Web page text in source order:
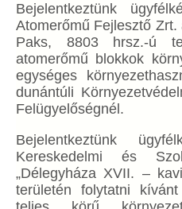
Bejelentkeztünk
Atomerőmű Fejlesztő
Paks, 8803 hrsz.-ú
atomerőmű blokkok
egységes
dunántúli
Felügyelőségnél.
Bejelentkeztünk
Kereskedelmi és
„Délegyháza XVII. –
területén folytatni